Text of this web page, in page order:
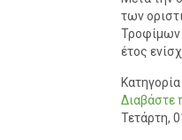
των
Τροφίμων
έτος
Κατηγορία
Διαβάστε
Τετάρτη,